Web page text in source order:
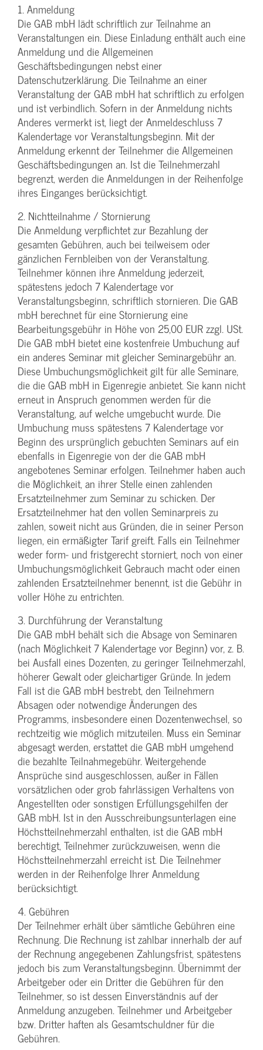
1. Anmeldung
Die GAB mbH lädt schriftlich zur Teilnahme an
Veranstaltungen ein. Diese Einladung enthält auch eine
Anmeldung und die Allgemeinen
Geschäftsbedingungen nebst einer
Datenschutzerklärung. Die Teilnahme an einer
Veranstaltung der GAB mbH hat schriftlich zu erfolgen
und ist verbindlich. Sofern in der Anmeldung nichts
Anderes vermerkt ist, liegt der Anmeldeschluss 7
Kalendertage vor Veranstaltungsbeginn. Mit der
Anmeldung erkennt der Teilnehmer die Allgemeinen
Geschäftsbedingungen an. Ist die Teilnehmerzahl
begrenzt, werden die Anmeldungen in der Reihenfolge
ihres Einganges berücksichtigt.
2. Nichtteilnahme / Stornierung
Die Anmeldung verpflichtet zur Bezahlung der
gesamten Gebühren, auch bei teilweisem oder
gänzlichen Fernbleiben von der Veranstaltung.
Teilnehmer können ihre Anmeldung jederzeit,
spätestens jedoch 7 Kalendertage vor
Veranstaltungsbeginn, schriftlich stornieren. Die GAB
mbH berechnet für eine Stornierung eine
Bearbeitungsgebühr in Höhe von 25,00 EUR zzgl. USt.
Die GAB mbH bietet eine kostenfreie Umbuchung auf
ein anderes Seminar mit gleicher Seminargebühr an.
Diese Umbuchungsmöglichkeit gilt für alle Seminare,
die die GAB mbH in Eigenregie anbietet. Sie kann nicht
erneut in Anspruch genommen werden für die
Veranstaltung, auf welche umgebucht wurde. Die
Umbuchung muss spätestens 7 Kalendertage vor
Beginn des ursprünglich gebuchten Seminars auf ein
ebenfalls in Eigenregie von der die GAB mbH
angebotenes Seminar erfolgen. Teilnehmer haben auch
die Möglichkeit, an ihrer Stelle einen zahlenden
Ersatzteilnehmer zum Seminar zu schicken. Der
Ersatzteilnehmer hat den vollen Seminarpreis zu
zahlen, soweit nicht aus Gründen, die in seiner Person
liegen, ein ermäßigter Tarif greift. Falls ein Teilnehmer
weder form- und fristgerecht storniert, noch von einer
Umbuchungsmöglichkeit Gebrauch macht oder einen
zahlenden Ersatzteilnehmer benennt, ist die Gebühr in
voller Höhe zu entrichten.
3. Durchführung der Veranstaltung
Die GAB mbH behält sich die Absage von Seminaren
(nach Möglichkeit 7 Kalendertage vor Beginn) vor, z. B.
bei Ausfall eines Dozenten, zu geringer Teilnehmerzahl,
höherer Gewalt oder gleichartiger Gründe. In jedem
Fall ist die GAB mbH bestrebt, den Teilnehmern
Absagen oder notwendige Änderungen des
Programms, insbesondere einen Dozentenwechsel, so
rechtzeitig wie möglich mitzuteilen. Muss ein Seminar
abgesagt werden, erstattet die GAB mbH umgehend
die bezahlte Teilnahmegebühr. Weitergehende
Ansprüche sind ausgeschlossen, außer in Fällen
vorsätzlichen oder grob fahrlässigen Verhaltens von
Angestellten oder sonstigen Erfüllungsgehilfen der
GAB mbH. Ist in den Ausschreibungsunterlagen eine
Höchstteilnehmerzahl enthalten, ist die GAB mbH
berechtigt, Teilnehmer zurückzuweisen, wenn die
Höchstteilnehmerzahl erreicht ist. Die Teilnehmer
werden in der Reihenfolge Ihrer Anmeldung
berücksichtigt.
4. Gebühren
Der Teilnehmer erhält über sämtliche Gebühren eine
Rechnung. Die Rechnung ist zahlbar innerhalb der auf
der Rechnung angegebenen Zahlungsfrist, spätestens
jedoch bis zum Veranstaltungsbeginn. Übernimmt der
Arbeitgeber oder ein Dritter die Gebühren für den
Teilnehmer, so ist dessen Einverständnis auf der
Anmeldung anzugeben. Teilnehmer und Arbeitgeber
bzw. Dritter haften als Gesamtschuldner für die
Gebühren.